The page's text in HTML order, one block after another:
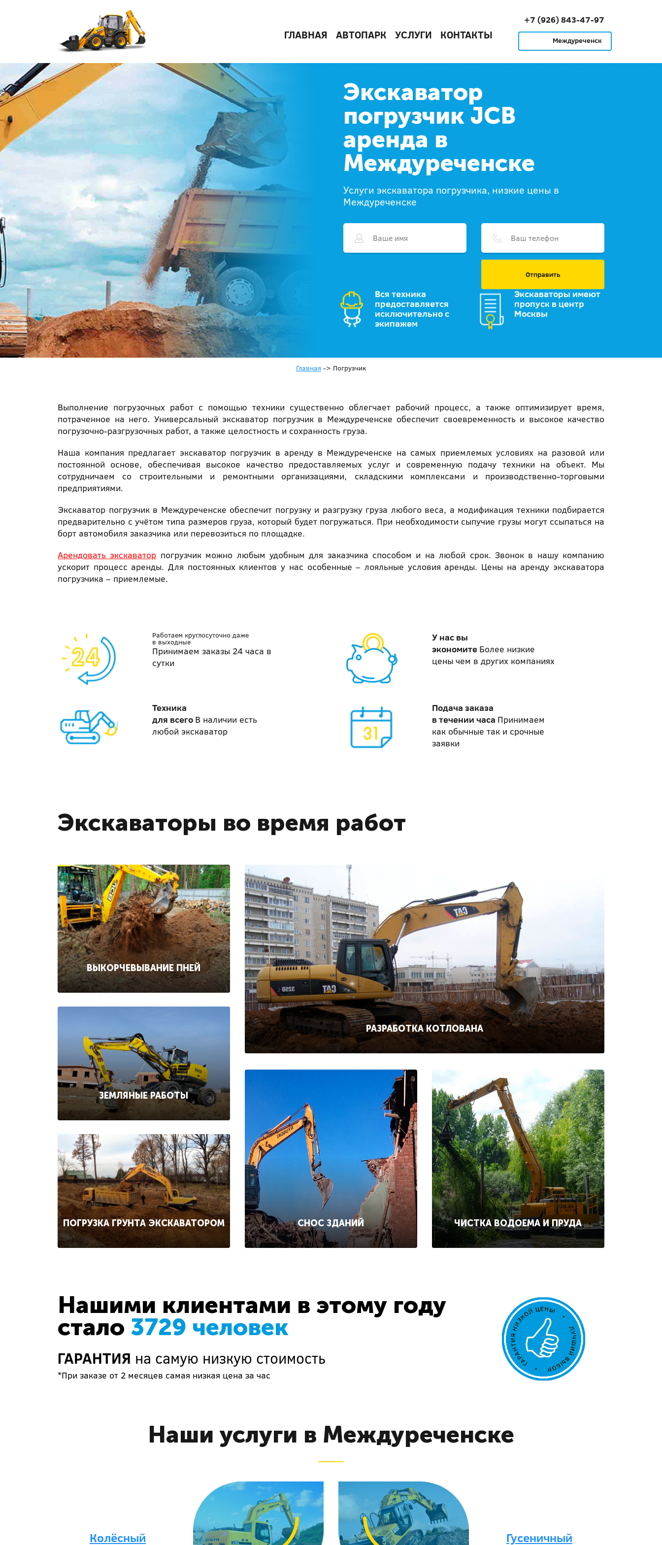
ГЛАВНАЯ АВТОПАРК УСЛУГИ КОНТАКТЫ
+7 (926) 843-47-97
Междуреченск
Экскаватор
погрузчик JCB
аренда в
Междуреченске
Услуги экскаватора погрузчика, низкие цены в
Междуреченске
Отправить
Вся техника
предоставляется
исключительно с
экипажем
Экскаваторы имеют
пропуск в центр
Москвы
Главная -> Погрузчик
Выполнение погрузочных работ с помощью техники существенно облегчает рабочий процесс, а также оптимизирует время,
потраченное на него. Универсальный экскаватор погрузчик в Междуреченске обеспечит своевременность и высокое качество
погрузочно-разгрузочных работ, а также целостность и сохранность груза.
Наша компания предлагает экскаватор погрузчик в аренду в Междуреченске на самых приемлемых условиях на разовой или
постоянной основе, обеспечивая высокое качество предоставляемых услуг и современную подачу техники на объект. Мы
сотрудничаем со строительными и ремонтными организациями, складскими комплексами и производственно-торговыми
предприятиями.
Экскаватор погрузчик в Междуреченске обеспечит погрузку и разгрузку груза любого веса, а модификация техники подбирается
предварительно с учётом типа размеров груза, который будет погружаться. При необходимости сыпучие грузы могут ссыпаться на
борт автомобиля заказчика или перевозиться по площадке.
Арендовать экскаватор погрузчик можно любым удобным для заказчика способом и на любой срок. Звонок в нашу компанию
ускорит процесс аренды. Для постоянных клиентов у нас особенные – лояльные условия аренды. Цены на аренду экскаватора
погрузчика – приемлемые.
Работаем круглосуточно даже
в выходные
Принимаем заказы 24 часа в
сутки
У нас вы
экономите Более низкие
цены чем в других компаниях
Техника
для всего В наличии есть
любой экскаватор
Подача заказа
в течении часа Принимаем
как обычные так и срочные
заявки
Экскаваторы во время работ
ВЫКОРЧЕВЫВАНИЕ ПНЕЙ
ЗЕМЛЯНЫЕ РАБОТЫ
ПОГРУЗКА ГРУНТА ЭКСКАВАТОРОМ
РАЗРАБОТКА КОТЛОВАНА
СНОС ЗДАНИЙ ЧИСТКА ВОДОЕМА И ПРУДА
Нашими клиентами в этому году
стало 3729 человек
ГАРАНТИЯ на самую низкую стоимость
*При заказе от 2 месяцев самая низкая цена за час
Наши услуги в Междуреченске
Колёсный Гусеничный